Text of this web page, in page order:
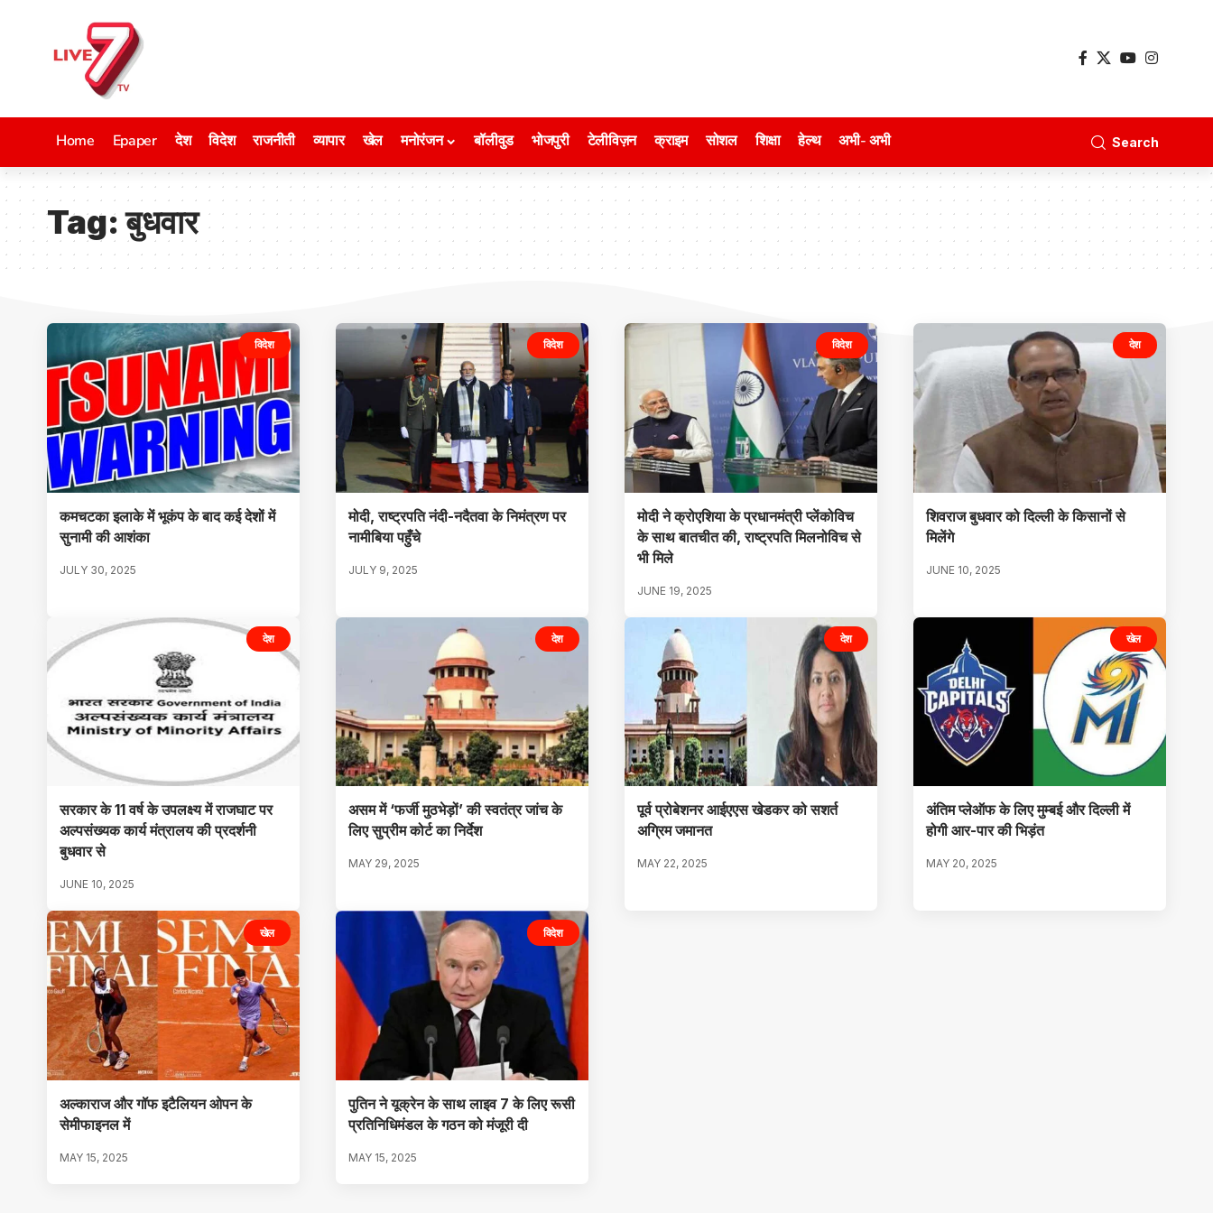
Home Epaper देश विदेश राजनीती व्यापार खेल मनोरंजन बॉलीवुड भोजपुरी टेलीविज़न क्राइम सोशल शिक्षा हेल्थ अभी- अभी Search
Tag:बुधवार
विदेश
कमचटका इलाके में भूकंप के बाद कई देशों में
सुनामी की आशंका
JULY 30, 2025
विदेश
मोदी, राष्ट्रपति नंदी-नदैतवा के निमंत्रण पर
नामीबिया पहुँचे
JULY 9, 2025
विदेश
मोदी ने क्रोएशिया के प्रधानमंत्री प्लेंकोविच
के साथ बातचीत की, राष्ट्रपति मिलनोविच से
भी मिले
JUNE 19, 2025
देश
शिवराज बुधवार को दिल्ली के किसानों से
मिलेंगे
JUNE 10, 2025
देश
सरकार के 11 वर्ष के उपलक्ष्य में राजघाट पर
अल्पसंख्यक कार्य मंत्रालय की प्रदर्शनी
बुधवार से
JUNE 10, 2025
देश
असम में ‘फर्जी मुठभेड़ों’ की स्वतंत्र जांच के
लिए सुप्रीम कोर्ट का निर्देश
MAY 29, 2025
देश
पूर्व प्रोबेशनर आईएएस खेडकर को सशर्त
अग्रिम जमानत
MAY 22, 2025
खेल
अंतिम प्लेऑफ के लिए मुम्बई और दिल्ली में
होगी आर-पार की भिड़ंत
MAY 20, 2025
खेल
अल्काराज और गॉफ इटैलियन ओपन के
सेमीफाइनल में
MAY 15, 2025
विदेश
पुतिन ने यूक्रेन के साथ लाइव 7 के लिए रूसी
प्रतिनिधिमंडल के गठन को मंजूरी दी
MAY 15, 2025